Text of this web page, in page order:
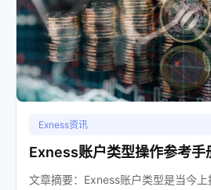
Exness资讯
Exness账户类型操作参考手
文章摘要：Exness账户类型是当今